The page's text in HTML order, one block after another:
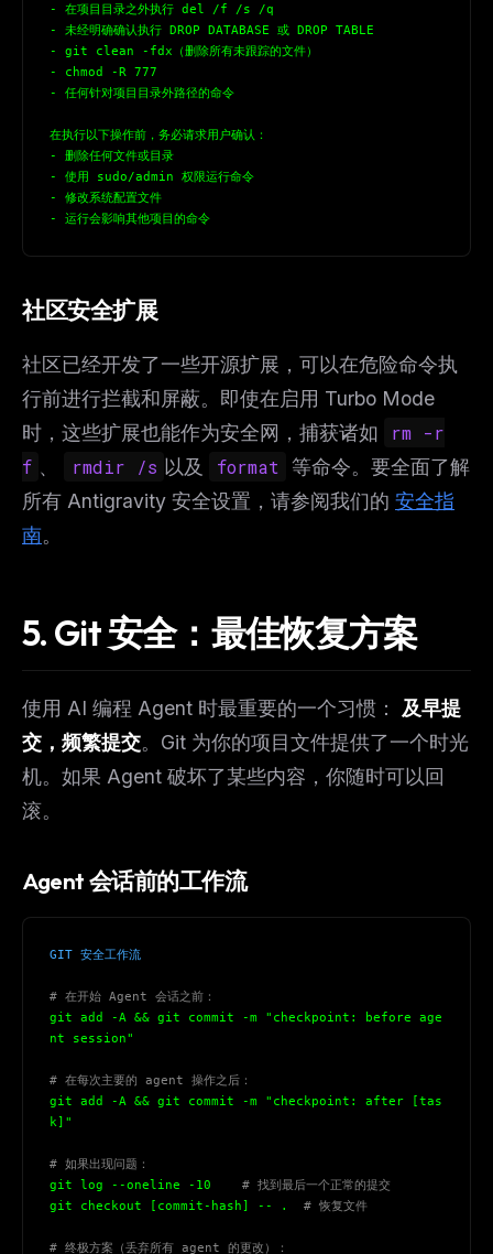
- 在项目目录之外执行 del /f /s /q
- 未经明确确认执行 DROP DATABASE 或 DROP TABLE
- git clean -fdx（删除所有未跟踪的文件）
- chmod -R 777
- 任何针对项目目录外路径的命令
在执行以下操作前，务必请求用户确认：
- 删除任何文件或目录
- 使用 sudo/admin 权限运行命令
- 修改系统配置文件
- 运行会影响其他项目的命令
社区安全扩展
社区已经开发了一些开源扩展，可以在危险命令执
行前进行拦截和屏蔽。即使在启用 Turbo Mode
时，这些扩展也能作为安全网，捕获诸如
rm -r
f 、 rmdir /s 以及 format 等命令。要全面了解
所有 Antigravity 安全设置，请参阅我们的 安全指
南。
5. Git 安全：最佳恢复方案
使用 AI 编程 Agent 时最重要的一个习惯： 及早提
交，频繁提交。Git 为你的项目文件提供了一个时光
机。如果 Agent 破坏了某些内容，你随时可以回
滚。
Agent 会话前的工作流
GIT 安全工作流
# 在开始 Agent 会话之前：
git add -A && git commit -m "checkpoint: before age
nt session"
# 在每次主要的 agent 操作之后：
git add -A && git commit -m "checkpoint: after [tas
k]"
# 如果出现问题：
git log --oneline -10 # 找到最后一个正常的提交
git checkout [commit-hash] -- . # 恢复文件
# 终极方案（丢弃所有 agent 的更改）：
MCP pick of the week
New agent skill drop